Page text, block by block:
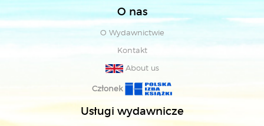
O nas
O Wydawnictwie
Kontakt
About us
Członek
Usługi wydawnicze